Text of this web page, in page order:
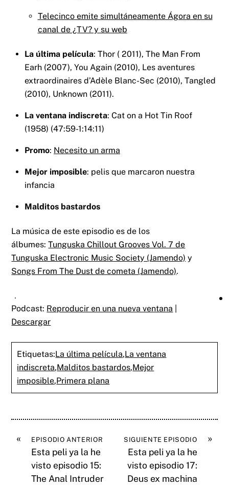
Telecinco emite simultáneamente Ágora en su
canal de ¿TV? y su web
La última película: Thor ( 2011), The Man From
Earh (2007), You Again (2010), Les aventures
extraordinaires d’Adèle Blanc-Sec (2010), Tangled
(2010), Unknown (2011).
La ventana indiscreta: Cat on a Hot Tin Roof
(1958) (47:59-1:14:11)
Promo: Necesito un arma
Mejor imposible: pelis que marcaron nuestra
infancia
Malditos bastardos
La música de este episodio es de los
álbumes:Tunguska Chillout Grooves Vol. 7 de
Tunguska Electronic Music Society (Jamendo) y
Songs From The Dust de cometa (Jamendo).
Podcast: Reproducir en una nueva ventana
Descargar
Etiquetas:La última película,La ventana
indiscreta,Malditos bastardos,Mejor
imposible,Primera plana
« EPISODIO ANTERIOR
Esta peli ya la he
visto episodio 15:
The Anal Intruder
»
SIGUIENTE EPISODIO
Esta peli ya la he
visto episodio 17:
Deus ex machina